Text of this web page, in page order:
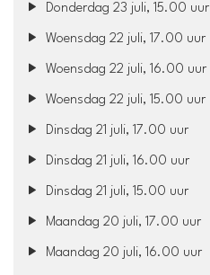
Donderdag 23 juli, 15.00 uur
Woensdag 22 juli, 17.00 uur
Woensdag 22 juli, 16.00 uur
Woensdag 22 juli, 15.00 uur
Dinsdag 21 juli, 17.00 uur
Dinsdag 21 juli, 16.00 uur
Dinsdag 21 juli, 15.00 uur
Maandag 20 juli, 17.00 uur
Maandag 20 juli, 16.00 uur